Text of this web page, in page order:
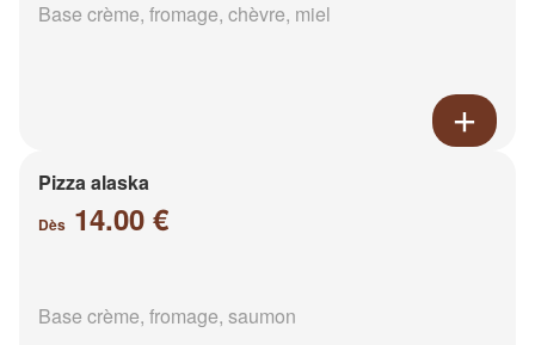
Base crème, fromage, chèvre, miel
Pizza alaska
Dès 14.00 €
Base crème, fromage, saumon